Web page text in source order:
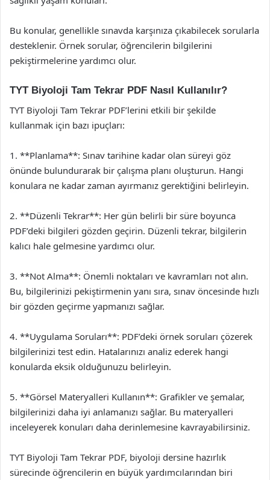
Bu konular, genellikle sınavda karşınıza çıkabilecek sorularla
desteklenir. Örnek sorular, öğrencilerin bilgilerini
pekiştirmelerine yardımcı olur.
TYT Biyoloji Tam Tekrar PDF Nasıl Kullanılır?
TYT Biyoloji Tam Tekrar PDF’lerini etkili bir şekilde
kullanmak için bazı ipuçları:
1. **Planlama**: Sınav tarihine kadar olan süreyi göz
önünde bulundurarak bir çalışma planı oluşturun. Hangi
konulara ne kadar zaman ayırmanız gerektiğini belirleyin.
2. **Düzenli Tekrar**: Her gün belirli bir süre boyunca
PDF’deki bilgileri gözden geçirin. Düzenli tekrar, bilgilerin
kalıcı hale gelmesine yardımcı olur.
3. **Not Alma**: Önemli noktaları ve kavramları not alın.
Bu, bilgilerinizi pekiştirmenin yanı sıra, sınav öncesinde hızlı
bir gözden geçirme yapmanızı sağlar.
4. **Uygulama Soruları**: PDF’deki örnek soruları çözerek
bilgilerinizi test edin. Hatalarınızı analiz ederek hangi
konularda eksik olduğunuzu belirleyin.
5. **Görsel Materyalleri Kullanın**: Grafikler ve şemalar,
bilgilerinizi daha iyi anlamanızı sağlar. Bu materyalleri
inceleyerek konuları daha derinlemesine kavrayabilirsiniz.
TYT Biyoloji Tam Tekrar PDF, biyoloji dersine hazırlık
sürecinde öğrencilerin en büyük yardımcılarından biri